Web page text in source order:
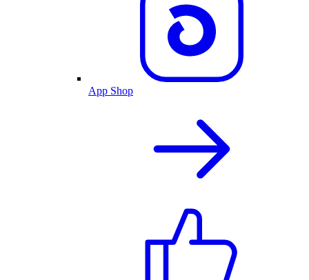
App Shop